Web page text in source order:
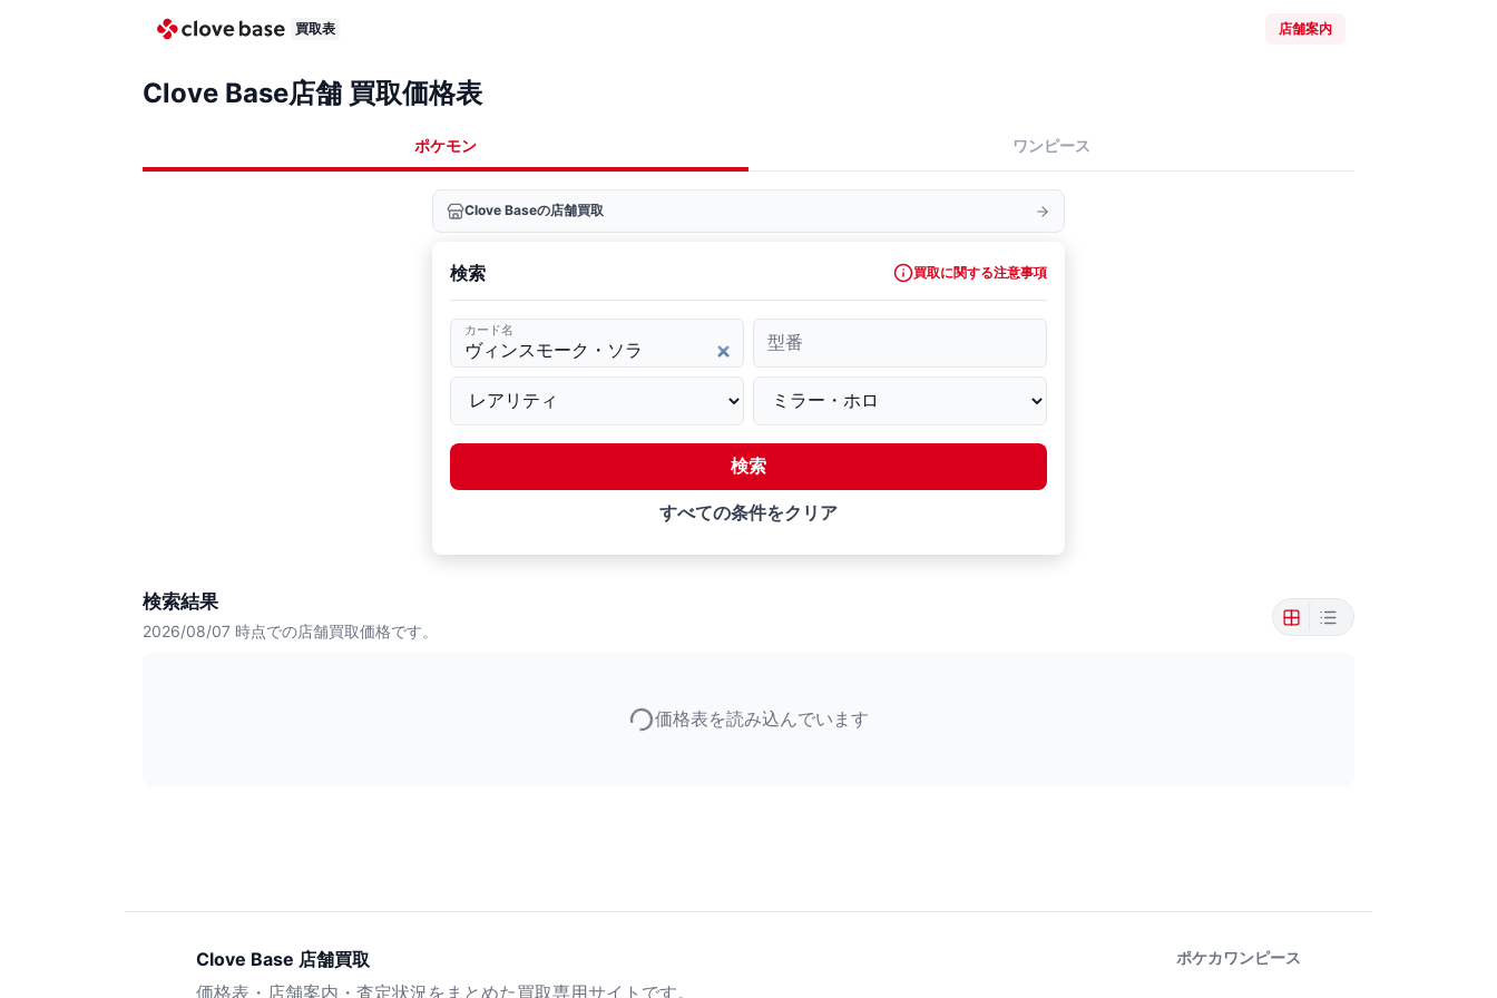
買取表 店舗案内
Clove Base店舗 買取価格表
ポケモン ワンピース
Clove Baseの店舗買取
検索 買取に関する注意事項
カード名
型番
検索
すべての条件をクリア
検索結果
2026/08/07 時点での店舗買取価格です。
価格表を読み込んでいます
Clove Base 店舗買取
価格表・店舗案内・査定状況をまとめた買取専用サイトです。
ポケカワンピース